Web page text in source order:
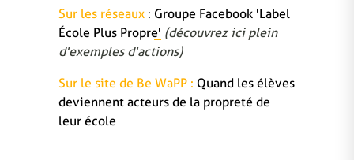
Sur les réseaux : Groupe Facebook 'Label
École Plus Propre' (découvrez ici plein
d'exemples d'actions)
Sur le site de Be WaPP : Quand les élèves
deviennent acteurs de la propreté de
leur école